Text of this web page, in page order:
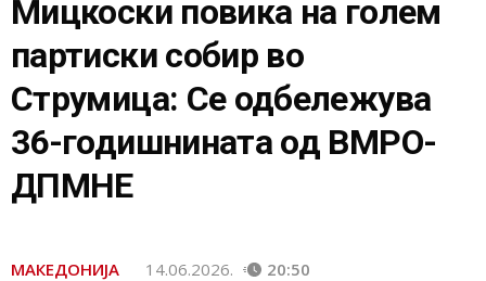
Мицкоски повика на голем
партиски собир во
Струмица: Се одбележува
36-годишнината од ВМРО-
ДПМНЕ
МАКЕДОНИЈА 14.06.2026. 20:50